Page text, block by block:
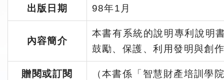
出版日期 98年1月
內容簡介
本書有系統的說明專利說明
鼓勵、保護、利用發明與創
贈閱或訂閱 （本書係「智慧財產培訓學